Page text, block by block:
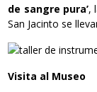
de sangre pura’,
San Jacinto se
Visita al Museo